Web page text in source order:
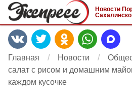
Новости
Главная Новости
салат с рисом и домашним
каждом кусочке